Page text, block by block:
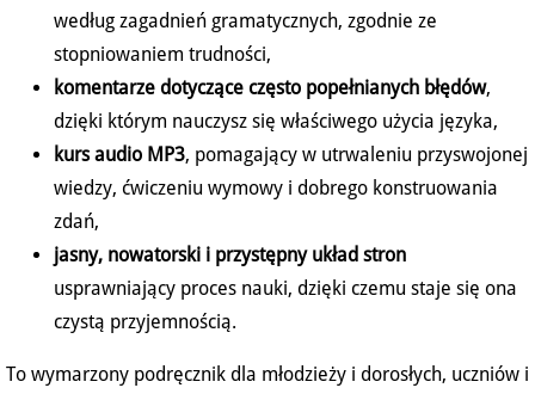
według zagadnień gramatycznych, zgodnie ze
stopniowaniem trudności,
komentarze dotyczące często popełnianych błędów,
dzięki którym nauczysz się właściwego użycia języka,
kurs audio MP3, pomagający w utrwaleniu przyswojonej
wiedzy, ćwiczeniu wymowy i dobrego konstruowania
zdań,
jasny, nowatorski i przystępny układ stron
usprawniający proces nauki, dzięki czemu staje się ona
czystą przyjemnością.
To wymarzony podręcznik dla młodzieży i dorosłych, uczniów i